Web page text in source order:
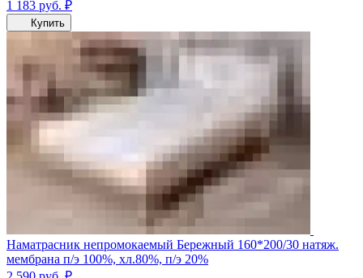
1 183 руб. ₽
Купить
Наматрасник непромокаемый Бережный 160*200/30 натяж.
мембрана п/э 100%, хл.80%, п/э 20%